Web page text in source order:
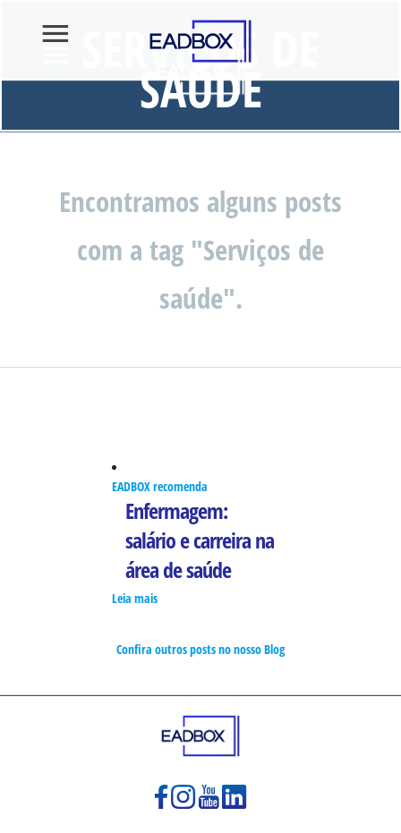
SERVIÇOS DE
SAÚDE
Encontramos alguns posts
com a tag "Serviços de
saúde".
EADBOX recomenda
Enfermagem:
salário e carreira na
área de saúde
Leia mais
Confira outros posts no nosso Blog